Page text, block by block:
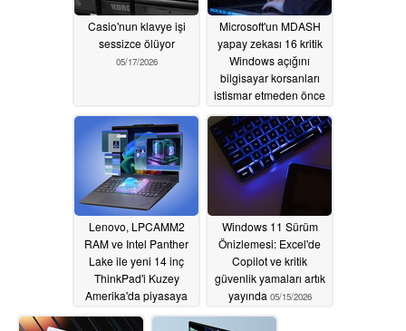
Casio'nun klavye işi
sessizce ölüyor
05/17/2026
Microsoft'un MDASH
yapay zekası 16 kritik
Windows açığını
bilgisayar korsanları
istismar etmeden önce
05/16/2026
Lenovo, LPCAMM2
RAM ve Intel Panther
Lake ile yeni 14 inç
ThinkPad'i Kuzey
Amerika'da piyasaya
05/15/2026
Windows 11 Sürüm
Önizlemesi: Excel'de
Copilot ve kritik
güvenlik yamaları artık
yayında 05/15/2026